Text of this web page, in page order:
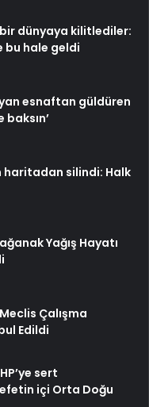
dünyaya kilitlediler:
bu hale geldi
esnaftan güldüren
baksın’
haritadan silindi: Halk
Yağış Hayatı
Çalışma
Edildi
sert
içi Orta Doğu